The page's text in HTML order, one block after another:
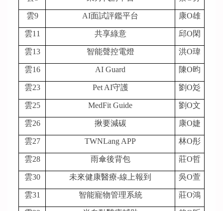
雲9 AI面試評鑑平台 康O雄
雲11 共享綠意 邱O閑
雲13 智能聲控電燈 洪O瑋
雲16 AI Guard 陳O昀
雲23 Pet AI守護 劉O彣
雲25 MedFit Guide 劉O文
雲26 揪要減碳 康O婕
雲27 TWNLang APP 林O彤
雲28 雨傘後背包 莊O哲
雲30 未來健康醫療-線上報到 吳O萱
雲31 智能寵物管理系統 莊O鴻